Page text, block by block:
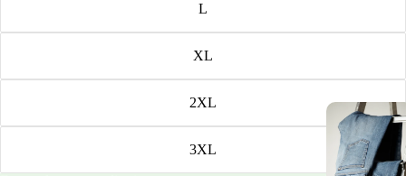
L
XL
2XL
3XL